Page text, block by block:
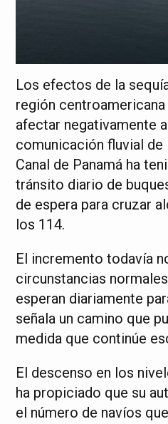
Los efectos de la
región
afectar negativamente
comunicación fluvial de
Canal de Panamá ha
tránsito diario de
de espera para cruzar
los 114.
El incremento todavía
circunstancias
esperan diariamente
señala un camino que
medida que continúe
El descenso en los
ha propiciado que su
el número de navíos